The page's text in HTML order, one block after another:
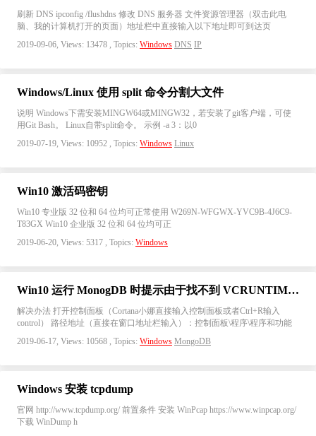
刷新 DNS ipconfig /flushdns 修改 DNS 服务器 文件资源管理器（双击此电
脑、我的计算机打开的页面）地址栏中直接输入以下地址即可到达页
2019-09-06, Views: 13478 , Topics: Windows DNS IP
Windows/Linux 使用 split 命令分割大文件
说明 Windows下需安装MINGW64或MINGW32，若安装了git客户端，可使
用Git Bash。 Linux自带split命令。 示例 -a 3：以0
2019-07-19, Views: 10952 , Topics: Windows Linux
Win10 激活码密钥
Win10 专业版 32 位和 64 位均可正常使用 W269N-WFGWX-YVC9B-4J6C9-
T83GX Win10 企业版 32 位和 64 位均可正
2019-06-20, Views: 5317 , Topics: Windows
Win10 运行 MonogDB 时提示由于找不到 VCRUNTIME140.dll(MSVCP140.dll) 无法继续执行代码
解决办法 打开控制面板（Cortana小娜直接输入控制面板或者Ctrl+R输入
control） 路径地址（直接在窗口地址栏输入）：控制面板\程序\程序和功能
2019-06-17, Views: 10568 , Topics: Windows MongoDB
Windows 安装 tcpdump
官网 http://www.tcpdump.org/ 前置条件 安装 WinPcap https://www.winpcap.org/
下载 WinDump h